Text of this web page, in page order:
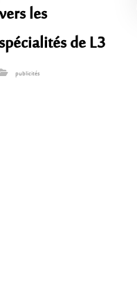
les
de L3
publicités